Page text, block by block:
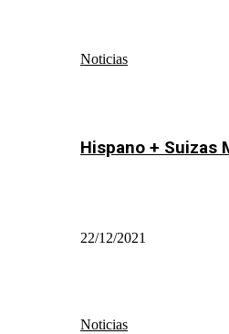
Noticias
Hispano + Suizas
22/12/2021
Noticias